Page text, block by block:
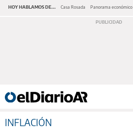
HOY HABLAMOS DE... Casa Rosada Panorama económico
INFLACIÓN